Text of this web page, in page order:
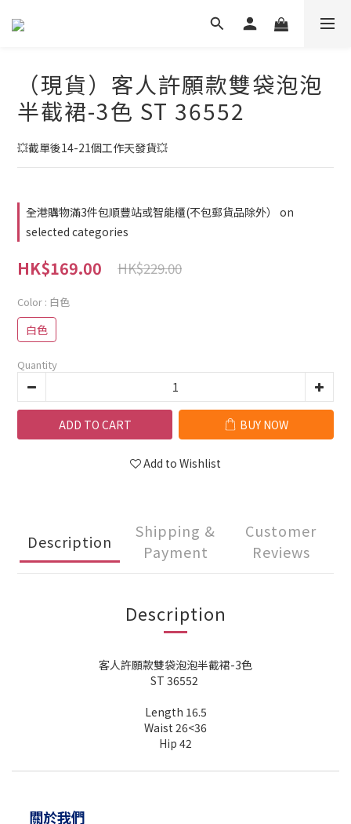
（現貨）客人許願款雙袋泡泡
半截裙-3色 ST 36552
💥截單後14-21個工作天發貨💥
全港購物滿3件包順豐站或智能櫃(不包郵貨品除外） on
selected categories
HK$169.00 HK$229.00
Color : 白色
白色
Quantity
ADD TO CART BUY NOW
Add to Wishlist
Description
Shipping &
Payment
Customer
Reviews
Description
客人許願款雙袋泡泡半截裙-3色
ST 36552
Length 16.5
Waist 26<36
Hip 42
關於我們